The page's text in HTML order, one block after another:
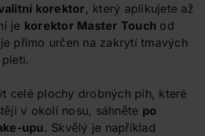
korektor, který aplikujete až
je korektor Master Touch od
přímo určen na zakrytí tmavých
celé plochy drobných pih, které
v okolí nosu, sáhněte po
upu. Skvělý je například